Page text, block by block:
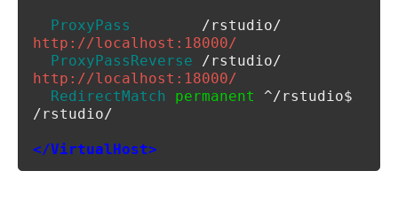
ProxyPass
/rstudio/
http://localhost:18000/
ProxyPassReverse /rstudio/
http://localhost:18000/
RedirectMatch
permanent
^/rstudio$
/rstudio/
</VirtualHost>